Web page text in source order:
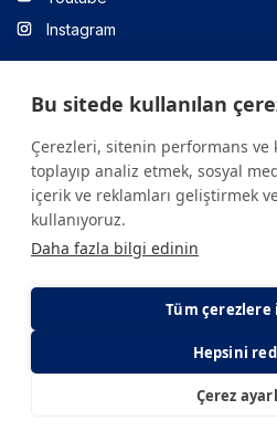
E-Randevu
Instagram
Linkedin
Sitede yer alan tüm içerikler
Sağlığınızla ilgili sorularınız için
kuruluşuna başvurunuz.
Gizlilik ve Çerez Politikası KVKK
Bu sitede kullanılan
Çerezleri, sitenin performans ve
toplayıp analiz etmek, sosyal
içerik ve reklamları geliştirmek
kullanıyoruz.
Daha fazla bilgi edinin
Tüm çerezlere
Hepsini
Çerez